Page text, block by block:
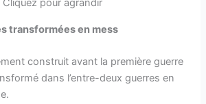
Cliquez pour agrandir
transformées en mess
construit avant la première guerre
dans l’entre-deux guerres en